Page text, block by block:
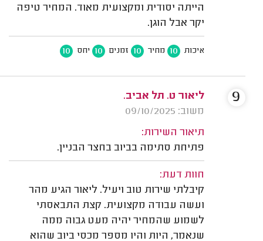
הייתה יסודית ומקצועית מאוד. המחיר טיפה
יקר אבל הוגן.
איכות 10 מחיר 10 זמנים 10 יחס 10
ליאור ט. תל אביב.
משוב: 09/10/2025
תיאור השירות:
פתיחת סתימה בביוב בחצר הבניין.
חוות דעת:
קיבלתי שירות טוב ויעיל. ליאור הגיע מהר
ועשה עבודה מקצועית. קצת התבאסתי
לשמוע שהמחיר יהיה מעט גבוה ממה
שנאמר, היות והיו מספר מכסי ביוב שהוא
9